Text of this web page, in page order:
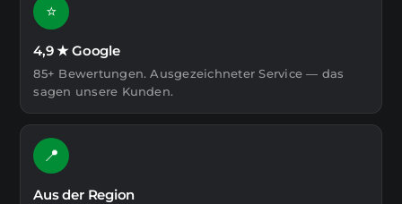
⭐
4,9 ★ Google
85+ Bewertungen. Ausgezeichneter Service — das
sagen unsere Kunden.
📍
Aus der Region